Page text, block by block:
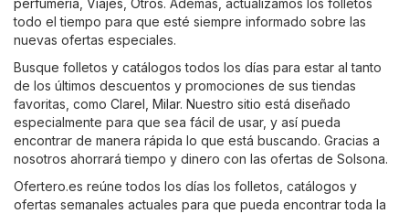
perfumería Viajes Otros. Además, actualizamos los folletos
todo el tiempo para que esté siempre informado sobre las
nuevas ofertas especiales.
Busque folletos y catálogos todos los días para estar al tanto
de los últimos descuentos y promociones de sus tiendas
favoritas, como Clarel Milar. Nuestro sitio está diseñado
especialmente para que sea fácil de usar, y así pueda
encontrar de manera rápida lo que está buscando. Gracias a
nosotros ahorrará tiempo y dinero con las ofertas de Solsona.
Ofertero.es reúne todos los días los folletos, catálogos y
ofertas semanales actuales para que pueda encontrar toda la